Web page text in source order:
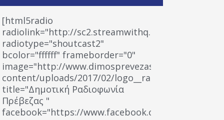
[html5radio
radiolink="http://sc2.streamwithq.com:8028/
radiotype="shoutcast2"
bcolor="ffffff" frameborder="0"
image="http://www.dimosprevezas.gr/wp-
content/uploads/2017/02/logo__radiofonias.jpg"
title="Δημοτική Ραδιοφωνία
Πρέβεζας "
facebook="https://www.facebook.com/